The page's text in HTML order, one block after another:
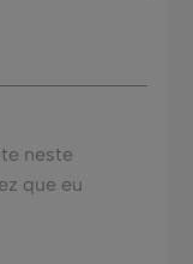
neste
que eu